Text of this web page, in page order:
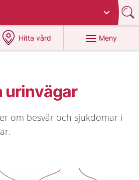
Hitta vård
på 1177.se
Meny
urinvägar
om besvär och sjukdomar i